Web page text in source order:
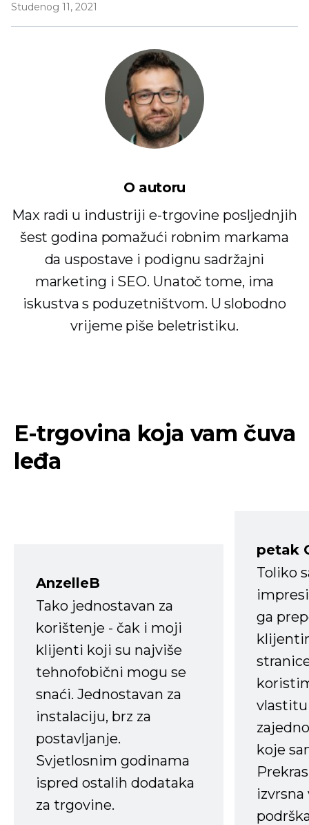
Studenog 11, 2021
O autoru
Max radi u industriji e-trgovine posljednjih
šest godina pomažući robnim markama
da uspostave i podignu sadržajni
marketing i SEO. Unatoč tome, ima
iskustva s poduzetništvom. U slobodno
vrijeme piše beletristiku.
E-trgovina koja vam čuva
leđa
AnzelleB
Tako jednostavan za
korištenje - čak i moji
klijenti koji su najviše
tehnofobični mogu se
snaći. Jednostavan za
instalaciju, brz za
postavljanje.
Svjetlosnim godinama
ispred ostalih dodataka
za trgovine.
petak
Toliko
ga
koje